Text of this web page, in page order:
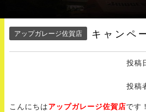
アップガレージ佐賀店 キャンペ
投稿
投稿
こんにちはアップガレージ佐賀店です！